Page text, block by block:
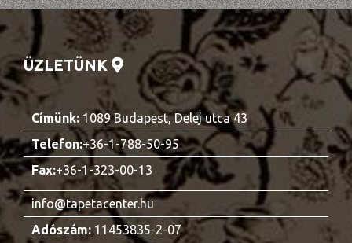
ÜZLETÜNK
Címünk: 1089 Budapest, Delej utca 43
Telefon:+36-1-788-50-95
Fax:+36-1-323-00-13
info@tapetacenter.hu
Adószám:11453835-2-07